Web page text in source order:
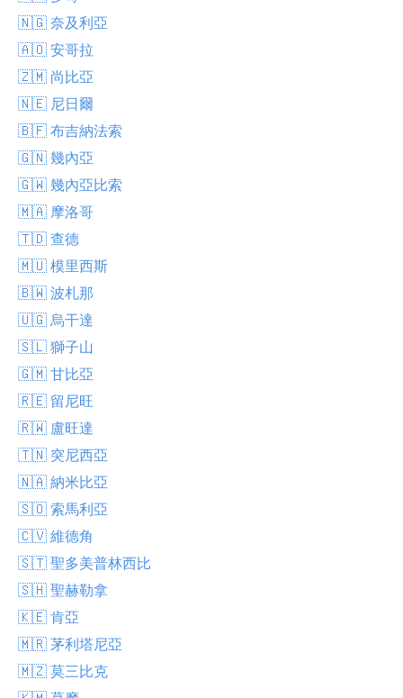
🇳🇬 奈及利亞
🇦🇴 安哥拉
🇿🇲 尚比亞
🇳🇪 尼日爾
🇧🇫 布吉納法索
🇬🇳 幾內亞
🇬🇼 幾內亞比索
🇲🇦 摩洛哥
🇹🇩 查德
🇲🇺 模里西斯
🇧🇼 波札那
🇺🇬 烏干達
🇸🇱 獅子山
🇬🇲 甘比亞
🇷🇪 留尼旺
🇷🇼 盧旺達
🇹🇳 突尼西亞
🇳🇦 納米比亞
🇸🇴 索馬利亞
🇨🇻 維德角
🇸🇹 聖多美普林西比
🇸🇭 聖赫勒拿
🇰🇪 肯亞
🇲🇷 茅利塔尼亞
🇲🇿 莫三比克